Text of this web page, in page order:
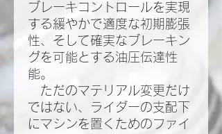
ブレーキコントロールを実現
する緩やかで適度な初期膨張
性、そして確実なブレーキン
グを可能とする油圧伝達性
能。​
ただのマテリアル変更だけ
ではない、ライダーの支配下
にマシンを置くためのファイ